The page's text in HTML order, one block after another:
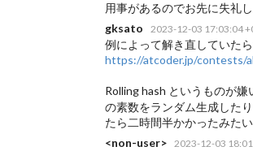
用事があるのでお先に失礼
gksato
2023-12-03 17:03:04
例によって解き直していた
https://atcoder.jp/contests/
Rolling hash というものが
の素数をランダム生成した
たら二時間半かかったみた
<non-user>
2023-12-03